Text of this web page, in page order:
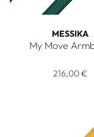
MESSIKA
My Move
216,00 €